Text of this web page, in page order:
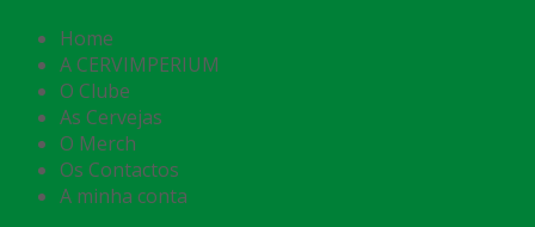
Home
A CERVIMPERIUM
O Clube
As Cervejas
O Merch
Os Contactos
A minha conta